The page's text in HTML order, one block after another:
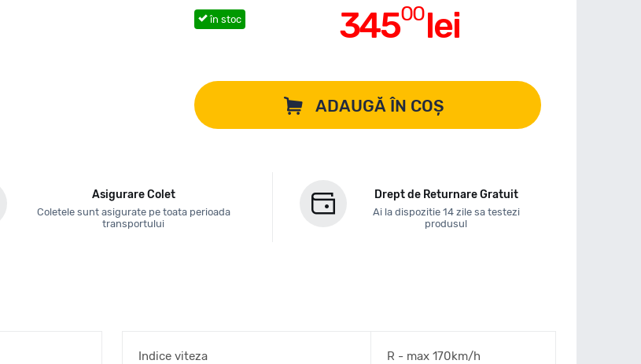
34500lei
în stoc
ADAUGĂ ÎN COȘ
Asigurare Colet
Coletele sunt asigurate pe toata perioada
transportului
Drept de Returnare Gratuit
Ai la dispozitie 14 zile sa testezi
produsul
Indice viteza R - max 170km/h